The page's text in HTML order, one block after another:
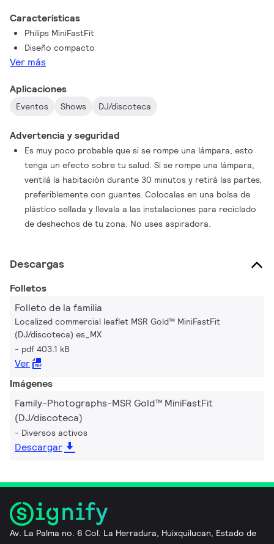
Características
Philips MiniFastFit
Diseño compacto
Ver más
Aplicaciones
Eventos Shows DJ/discoteca
Advertencia y seguridad
Es muy poco probable que si se rompe una lámpara, esto
tenga un efecto sobre tu salud. Si se rompe una lámpara,
ventilá la habitación durante 30 minutos y retirá las partes,
preferiblemente con guantes. Colocalas en una bolsa de
plástico sellada y llevala a las instalaciones para reciclado
de deshechos de tu zona. No uses aspiradora.
Descargas
Folletos
Folleto de la familia
Localized commercial leaflet MSR Gold™ MiniFastFit
(DJ/discoteca) es_MX
pdf 403.1 kB
Ver
Imágenes
Family-Photographs-MSR Gold™ MiniFastFit
(DJ/discoteca)
Diversos activos
Descargar
Av. La Palma no. 6 Col. La Herradura, Huixquilucan, Estado de